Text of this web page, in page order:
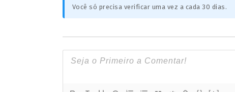
Você só precisa verificar uma vez a cada 30 dias.